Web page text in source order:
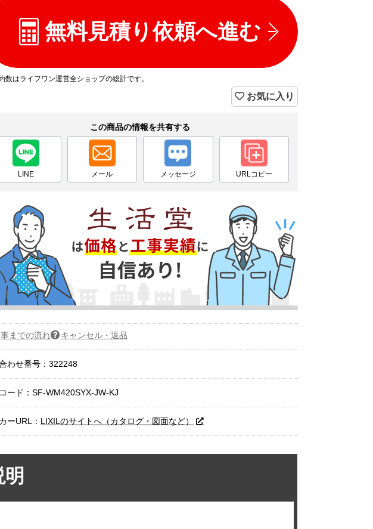
無料見積り依頼へ進む
数はライフワン運営全ショップの総計です。
お気に入り
この商品の情報を共有する
LINE メール メッセージ URLコピー
までの流れ キャンセル・返品
わせ番号：322248
ード： SF-WM420SYX-JW-KJ
ーURL： LIXILのサイトへ（カタログ・図面など）